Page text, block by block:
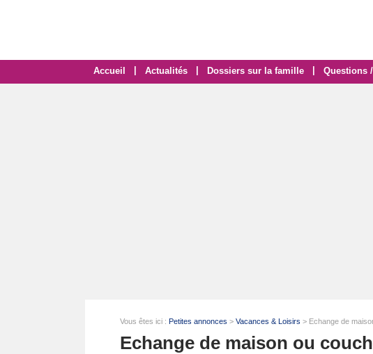
Accueil Actualités Dossiers sur la famille Questions
Vous êtes ici : Petites annonces > Vacances & Loisirs > Echange de
Echange de maison ou